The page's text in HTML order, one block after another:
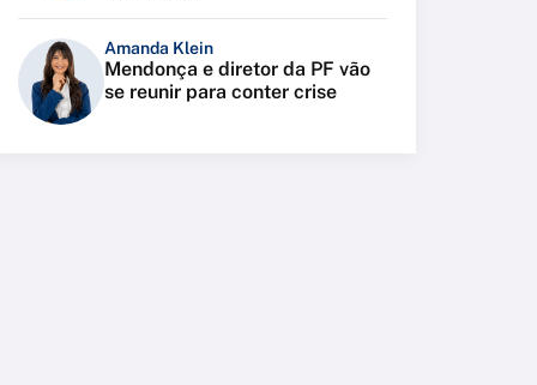
Amanda Klein
Mendonça e diretor da PF vão
se reunir para conter crise